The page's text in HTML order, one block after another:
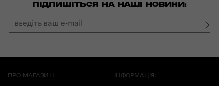
ПІДПИШІТЬСЯ НА НАШІ НОВИНИ:
ПРО МАГАЗИН: ІНФОРМАЦІЯ: